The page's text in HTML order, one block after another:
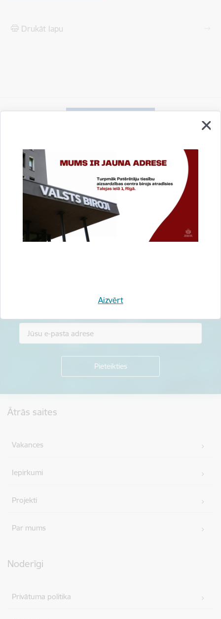
Aizvērt
Drukāt lapu
Vai šī informācija bija noderīga?
Sniegt atsauksmi
Piesakies jaunumu saņemšanai savā e-pastā.
Ātrās saites
Vakances
Iepirkumi
Projekti
Par mums
Noderīgi
Privātuma politika